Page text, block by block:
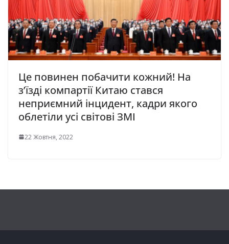
Це повинен побачити кожний! На
з’їзді компартії Китаю стався
неприємний інцидент, кадри якого
облетіли усі світові ЗМІ
22 Жовтня, 2022